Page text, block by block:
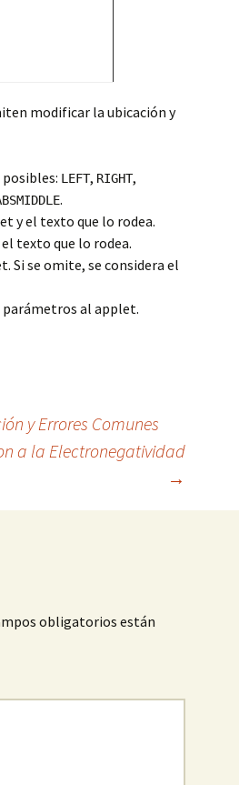
modificar la ubicación y
LEFT, RIGHT,
.
y el texto que lo rodea.
texto que lo rodea.
Si se omite, se considera el
parámetros al applet.
y Errores Comunes
a la Electronegatividad
→
obligatorios están